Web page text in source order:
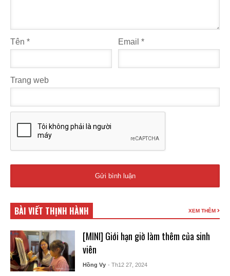
Tên * Email*
Trang web
BÀI VIẾT THỊNH HÀNH XEM THÊM
[MINI] Giới hạn giờ làm thêm của sinh
viên
Hồng Vy - Th12 27, 2024